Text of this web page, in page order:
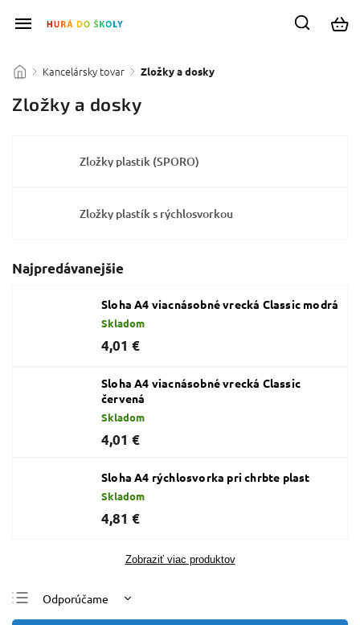
/ Kancelársky tovar / Zložky a dosky
Zložky a dosky
Zložky plastik (SPORO)
Zložky plastík s rýchlosvorkou
Najpredávanejšie
Sloha A4 viacnásobné vrecká Classic modrá
Skladom
4,01 €
Sloha A4 viacnásobné vrecká Classic
červená
Skladom
4,01 €
Sloha A4 rýchlosvorka pri chrbte plast
Skladom
4,81 €
Zobraziť viac produktov
Odporúčame